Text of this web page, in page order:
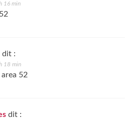
16 min
dit :
18 min
52
dit :